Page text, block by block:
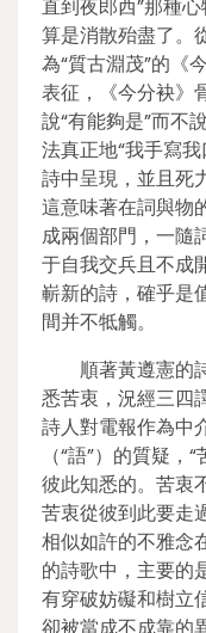
直到夜郎西”那種
算是消散殆盡了。
為“質古淵茂”的《
表征，《今分袂》
說“有能夠是”而不
法真正地“我手寫
詩中呈現，並且死
這意味著在詞與物
成兩個部門，一隨
于自我交兵且不成
嶄新的詩，確乎是
間并不牴觸。
順著黃遵憲的
悉苦衷，況經三四
詩人對電報作為中
（“語”）的質疑，
彼此知悉的。苦衷
苦衷從彼到此要走
相似如許的不雅念
的詩歌中，主要的
有穿破妨礙和樹立